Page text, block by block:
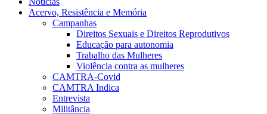
Acervo, Resistência e Memória
Campanhas
Direitos Sexuais e Direitos Reprodutivos
Educação para autonomia
Trabalho das Mulheres
Violência contra as mulheres
CAMTRA-Covid
CAMTRA Indica
Entrevista
Militância